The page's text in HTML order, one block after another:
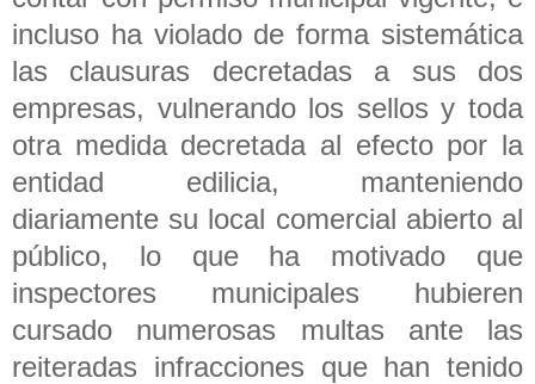
incluso ha violado de forma sistemática
las clausuras decretadas a sus dos
empresas, vulnerando los sellos y toda
otra medida decretada al efecto por la
entidad edilicia, manteniendo
diariamente su local comercial abierto al
público, lo que ha motivado que
inspectores municipales hubieren
cursado numerosas multas ante las
reiteradas infracciones que han tenido